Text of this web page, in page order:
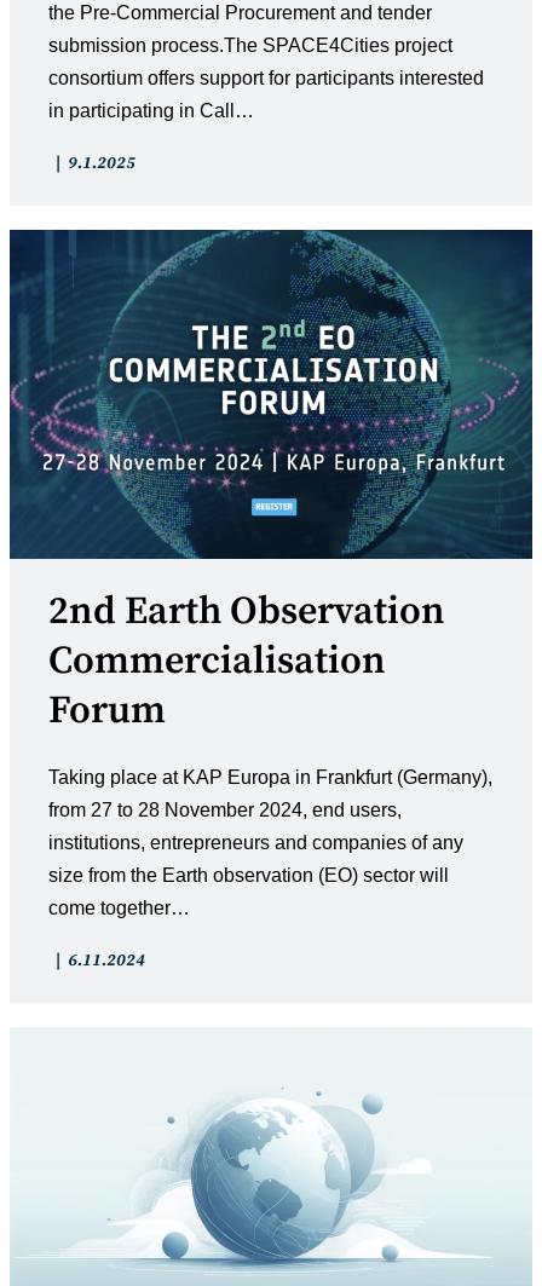
the Pre-Commercial Procurement and tender
submission process.The SPACE4Cities project
consortium offers support for participants interested
in participating in Call…
Artikkelin
Artikkeli
9.1.2025
2nd Earth Observation
Commercialisation
Forum
Taking place at KAP Europa in Frankfurt (Germany),
from 27 to 28 November 2024, end users,
institutions, entrepreneurs and companies of any
size from the Earth observation (EO) sector will
come together…
Artikkelin
Artikkeli
6.11.2024